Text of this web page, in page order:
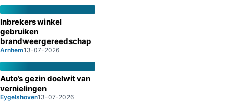
Inbrekers winkel
gebruiken
brandweergereedschap
Arnhem13-07-2026
Auto’s gezin doelwit van
vernielingen
Eygelshoven13-07-2026